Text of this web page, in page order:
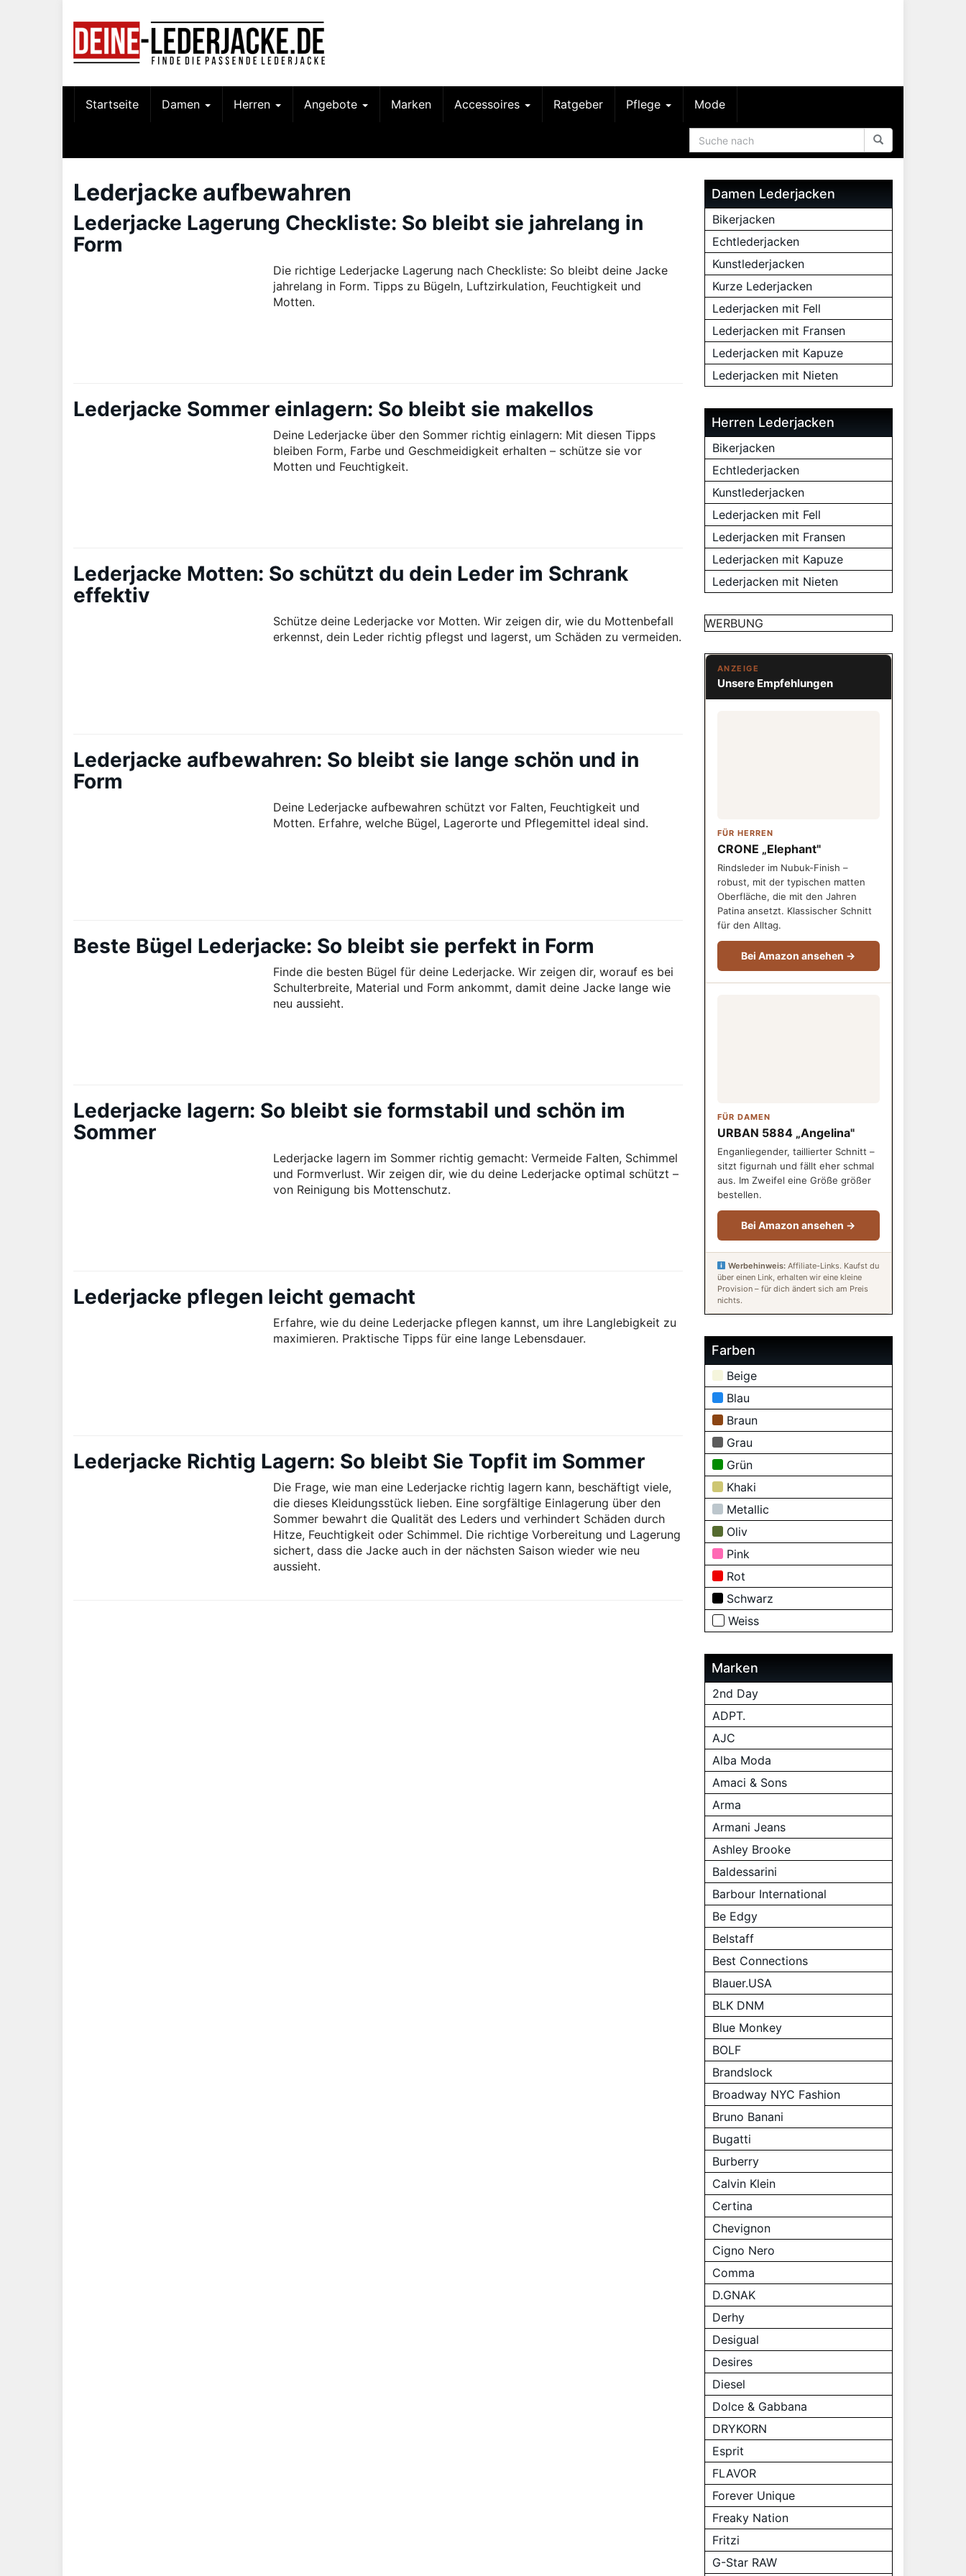
Startseite Damen Herren Angebote Marken Accessoires Ratgeber Pflege Mode
Lederjacke aufbewahren
Lederjacke Lagerung Checkliste: So bleibt sie jahrelang in
Form
Die richtige Lederjacke Lagerung nach Checkliste: So bleibt deine Jacke
jahrelang in Form. Tipps zu Bügeln, Luftzirkulation, Feuchtigkeit und
Motten.
Lederjacke Sommer einlagern: So bleibt sie makellos
Deine Lederjacke über den Sommer richtig einlagern: Mit diesen Tipps
bleiben Form, Farbe und Geschmeidigkeit erhalten – schütze sie vor
Motten und Feuchtigkeit.
Lederjacke Motten: So schützt du dein Leder im Schrank
effektiv
Schütze deine Lederjacke vor Motten. Wir zeigen dir, wie du Mottenbefall
erkennst, dein Leder richtig pflegst und lagerst, um Schäden zu vermeiden.
Lederjacke aufbewahren: So bleibt sie lange schön und in
Form
Deine Lederjacke aufbewahren schützt vor Falten, Feuchtigkeit und
Motten. Erfahre, welche Bügel, Lagerorte und Pflegemittel ideal sind.
Beste Bügel Lederjacke: So bleibt sie perfekt in Form
Finde die besten Bügel für deine Lederjacke. Wir zeigen dir, worauf es bei
Schulterbreite, Material und Form ankommt, damit deine Jacke lange wie
neu aussieht.
Lederjacke lagern: So bleibt sie formstabil und schön im
Sommer
Lederjacke lagern im Sommer richtig gemacht: Vermeide Falten, Schimmel
und Formverlust. Wir zeigen dir, wie du deine Lederjacke optimal schützt –
von Reinigung bis Mottenschutz.
Lederjacke pflegen leicht gemacht
Erfahre, wie du deine Lederjacke pflegen kannst, um ihre Langlebigkeit zu
maximieren. Praktische Tipps für eine lange Lebensdauer.
Lederjacke Richtig Lagern: So bleibt Sie Topfit im Sommer
Die Frage, wie man eine Lederjacke richtig lagern kann, beschäftigt viele,
die dieses Kleidungsstück lieben. Eine sorgfältige Einlagerung über den
Sommer bewahrt die Qualität des Leders und verhindert Schäden durch
Hitze, Feuchtigkeit oder Schimmel. Die richtige Vorbereitung und Lagerung
sichert, dass die Jacke auch in der nächsten Saison wieder wie neu
aussieht.
Damen Lederjacken
Bikerjacken
Echtlederjacken
Kunstlederjacken
Kurze Lederjacken
Lederjacken mit Fell
Lederjacken mit Fransen
Lederjacken mit Kapuze
Lederjacken mit Nieten
Herren Lederjacken
Bikerjacken
Echtlederjacken
Kunstlederjacken
Lederjacken mit Fell
Lederjacken mit Fransen
Lederjacken mit Kapuze
Lederjacken mit Nieten
WERBUNG
ANZEIGE
Unsere Empfehlungen
FÜR HERREN
CRONE „Elephant"
Rindsleder im Nubuk-Finish –
robust, mit der typischen matten
Oberfläche, die mit den Jahren
Patina ansetzt. Klassischer Schnitt
für den Alltag.
Bei Amazon ansehen →
FÜR DAMEN
URBAN 5884 „Angelina"
Enganliegender, taillierter Schnitt –
sitzt figurnah und fällt eher schmal
aus. Im Zweifel eine Größe größer
bestellen.
Bei Amazon ansehen →
Werbehinweis: Affiliate-Links. Kaufst du
über einen Link, erhalten wir eine kleine
Provision – für dich ändert sich am Preis
nichts.
Farben
Beige
Blau
Braun
Grau
Grün
Khaki
Metallic
Oliv
Pink
Rot
Schwarz
Weiss
Marken
2nd Day
ADPT.
AJC
Alba Moda
Amaci & Sons
Arma
Armani Jeans
Ashley Brooke
Baldessarini
Barbour International
Be Edgy
Belstaff
Best Connections
Blauer.USA
BLK DNM
Blue Monkey
BOLF
Brandslock
Broadway NYC Fashion
Bruno Banani
Bugatti
Burberry
Calvin Klein
Certina
Chevignon
Cigno Nero
Comma
D.GNAK
Derhy
Desigual
Desires
Diesel
Dolce & Gabbana
DRYKORN
Esprit
FLAVOR
Forever Unique
Freaky Nation
Fritzi
G-Star RAW